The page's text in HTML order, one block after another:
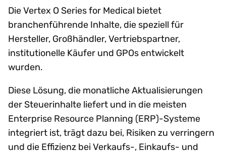
Die Vertex O Series for Medical bietet
branchenführende Inhalte, die speziell für
Hersteller, Großhändler, Vertriebspartner,
institutionelle Käufer und GPOs entwickelt
wurden.
Diese Lösung, die monatliche Aktualisierungen
der Steuerinhalte liefert und in die meisten
Enterprise Resource Planning (ERP)-Systeme
integriert ist, trägt dazu bei, Risiken zu verringern
und die Effizienz bei Verkaufs-, Einkaufs- und